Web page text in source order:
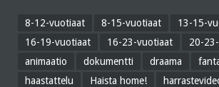
8-12-vuotiaat 8-15-vuotiaat
13-15-
16-19-vuotiaat
16-23-vuotiaat
20-
animaatio
dokumentti draama
haastattelu
Haista home!